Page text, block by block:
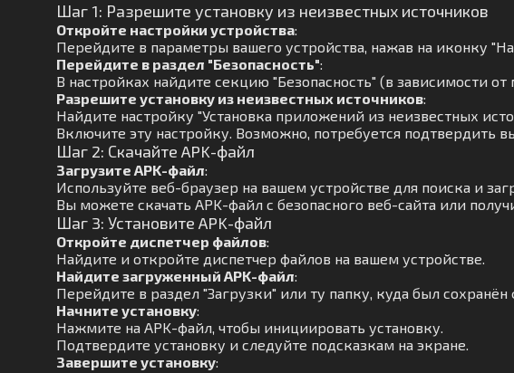
Шаг 1: Разрешите установку из неизвестных источников
Откройте настройки устройства:
Перейдите в параметры вашего устройства, нажав на иконку
Перейдите в раздел "Безопасность":
В настройках найдите секцию "Безопасность" (в зависимости от
Разрешите установку из неизвестных источников:
Найдите настройку "Установка приложений из неизвестных
Включите эту настройку. Возможно, потребуется подтвердить
Шаг 2: Скачайте APK-файл
Загрузите APK-файл:
Используйте веб-браузер на вашем устройстве для поиска и
Вы можете скачать APK-файл с безопасного веб-сайта или
Шаг 3: Установите APK-файл
Откройте диспетчер файлов:
Найдите и откройте диспетчер файлов на вашем устройстве.
Найдите загруженный APK-файл:
Перейдите в раздел "Загрузки" или ту папку, куда был сохранён
Начните установку:
Нажмите на APK-файл, чтобы инициировать установку.
Подтвердите установку и следуйте подсказкам на экране.
Завершите установку: